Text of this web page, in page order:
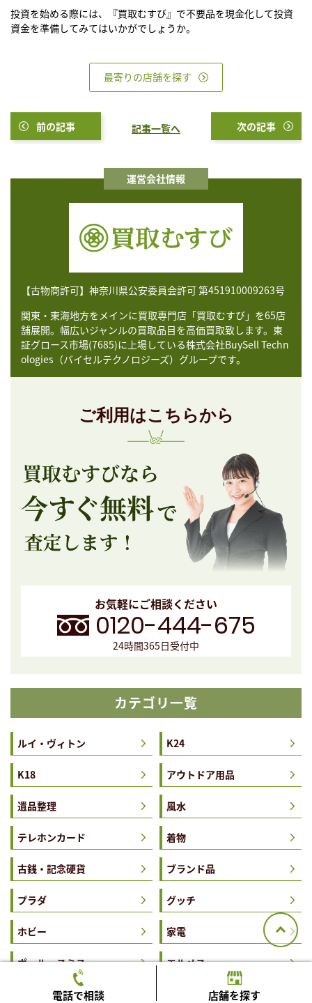
投資を始める際には、『買取むすび』で不要品を現金化して投資
資金を準備してみてはいかがでしょうか。
最寄りの店舗を探す
前の記事 記事一覧へ 次の記事
運営会社情報
【古物商許可】神奈川県公安委員会許可 第451910009263号
関東・東海地方をメインに買取専門店「買取むすび」を65店
舗展開。幅広いジャンルの買取品目を高価買取致します。東
証グロース市場(7685)に上場している株式会社BuySell Techn
ologies（バイセルテクノロジーズ）グループです。
ご利用はこちらから
お気軽にご相談ください
0120-444-675
24時間365日受付中
カテゴリ一覧
ルイ・ヴィトン K24
K18 アウトドア用品
遺品整理 風水
テレホンカード 着物
古銭・記念硬貨 ブランド品
プラダ グッチ
ホビー 家電
ポール・スミス エルメス
電話で相談 店舗を探す